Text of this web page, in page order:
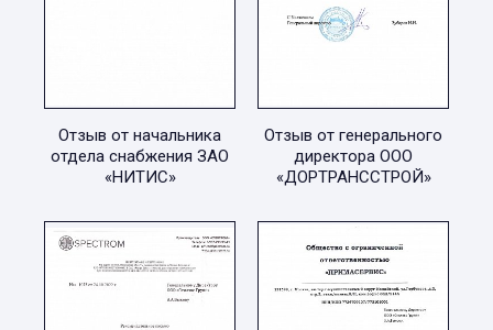
Отзыв от начальника
отдела снабжения ЗАО
«НИТИС»
Отзыв от генерального
директора ООО
«ДОРТРАНССТРОЙ»